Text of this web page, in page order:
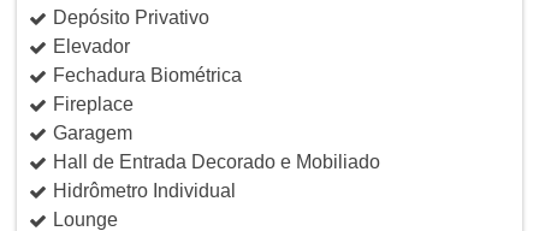
Depósito Privativo
Elevador
Fechadura Biométrica
Fireplace
Garagem
Hall de Entrada Decorado e Mobiliado
Hidrômetro Individual
Lounge